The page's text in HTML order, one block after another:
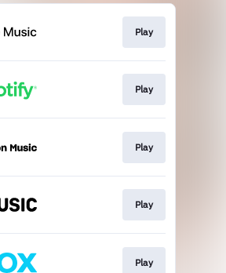
Play
Play
Play
Play
Play